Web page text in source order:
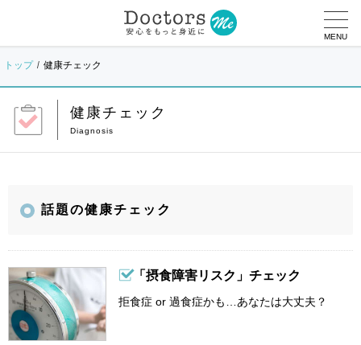
MENU
トップ 健康チェック
健康チェック
話題の健康チェック
「摂食障害リスク」チェック
拒食症 or 過食症かも…あなたは大丈夫？